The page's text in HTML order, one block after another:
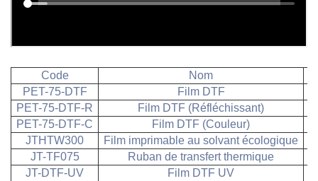
Code Nom
PET-75-DTF
Film DTF
PET-75-DTF-R
Film DTF (Réfléchissant)
PET-75-DTF-C
Film DTF (Couleur)
JTHTW300
Film imprimable au solvant écologique
JT-TF075
Ruban de transfert thermique
JT-DTF-UV
Film DTF UV